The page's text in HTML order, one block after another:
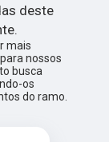
deste
mais
nossos
busca
os
do ramo.